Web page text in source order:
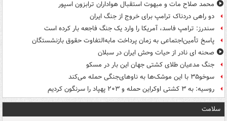
محمد صلاح مات و مبهوت استقبال هواداران ترابزون اسپور
دو راهی دردناک ترامپ برای خروج از جنگ ایران
سندرز: ترامپ فاسد، آمریکا را وارد یک جنگ فاجعه بار کرده است
پاسخ تأمین‌اجتماعی به زمان پرداخت مابه‌التفاوت حقوق بازنشستگان
صحنه ای نادر از حیات وحش ایران در سبلان
جنگ مدعیان طلای کشتی جهان این بار در مسکو
سوخو۳۵ با این موشک‌ها به ناوهای‌جنگی حمله می‌کند
روسیه: به ۳ کشتی اوکراین حمله و ۲۰۳ پهپاد را سرنگون کردیم
سلامت